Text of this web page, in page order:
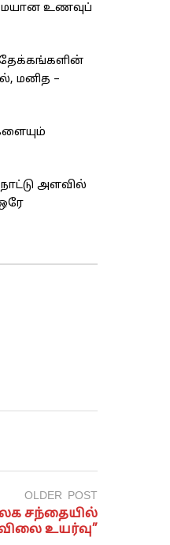
உணவுப்
மனித –
அளவில்
OLDER POST
சந்தையில்
உயர்வு”